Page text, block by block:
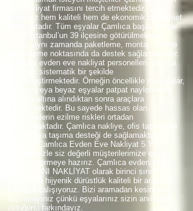
eve nakliyat firmasını tercih etmektedir. Çünkü
firmamız hem kaliteli hem de ekonomik bir hizmet
sunmaktadır. Tüm eşyalar Çamlıca başta olmak
üzere İstanbul’un 39 ilçesine götürülmektedir.
Firma, aynı zamanda paketleme, montaj, sökme
ve kolileme noktasında da destek sağlamaktadır.
Çamlıca evden eve nakliyat personelleri, taşıma
işlemleri sistematik bir şekilde
gerçekleştirmektedir. Örneğin öncellikle mobilyalar,
bazalar veya beyaz eşyalar patpat naylonlar ile
koruma altına alındıktan sonra araçlara
yüklenmektedir. Bu sayede hassas olan
malzemelerin ezilme riskleri ortadan
kaldırılmaktadır. Çamlıca nakliye, ofis taşıma ve
parça eşya taşıma desteği de sağlamaktadır.
İstanbul Çamlıca Evden Eve Nakliyat 5 Yıllık
tecrübemizle siz değerli müşterilerimize en iyi
hizmeti vermeye hazırız. Çamlıca evden eve
nakliyat ANI NAKLİYAT olarak birinci sınıf
kalitesiyle hijyenik dürüstlük kaliteli bir arada da
tutmaya çalışıyoruz. Bizi aramadan kesinlikle
taşınmayınız çünkü eşyalarınız sizin anılarınız
olduğunu farkındayız.